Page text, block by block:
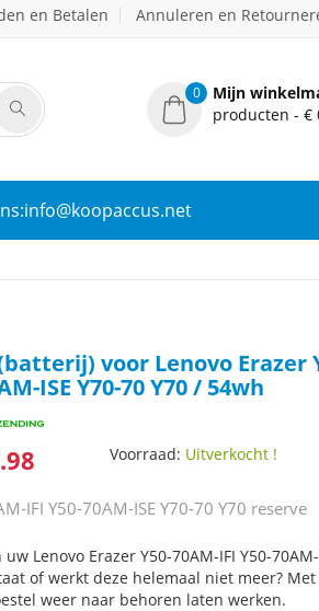
en Betalen Annuleren en
0
Mijn
producten - €
voor Lenovo Erazer
ISE Y70-70 Y70 / 54wh
Voorraad: Uitverkocht !
IFI Y50-70AM-ISE Y70-70 Y70 reserve
Lenovo Erazer Y50-70AM-IFI Y50-70AM-
of werkt deze helemaal niet meer?
weer naar behoren laten werken.